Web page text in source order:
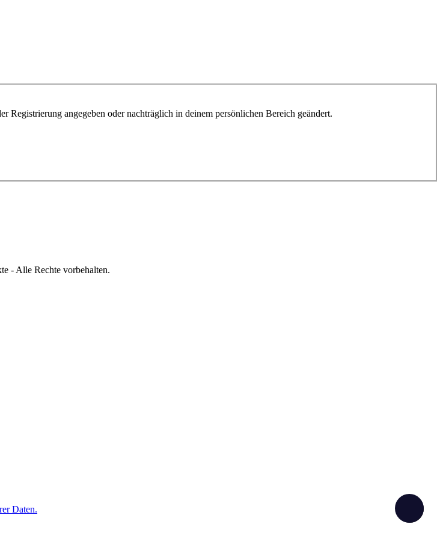
angegeben oder nachträglich in deinem persönlichen Bereich geändert.
- Alle Rechte vorbehalten.
Daten.